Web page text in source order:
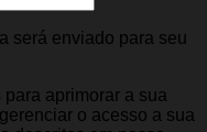
será enviado para seu
aprimorar a sua
o acesso a sua